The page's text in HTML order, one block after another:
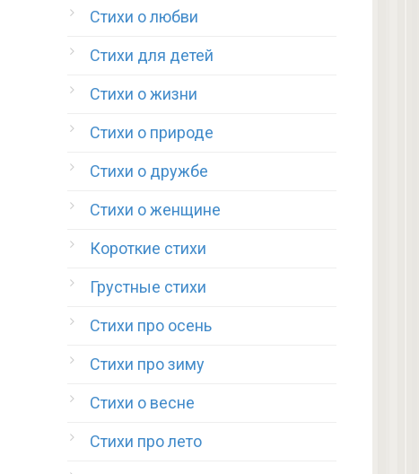
Стихи о любви
Стихи для детей
Стихи о жизни
Стихи о природе
Стихи о дружбе
Стихи о женщине
Короткие стихи
Грустные стихи
Стихи про осень
Стихи про зиму
Стихи о весне
Стихи про лето